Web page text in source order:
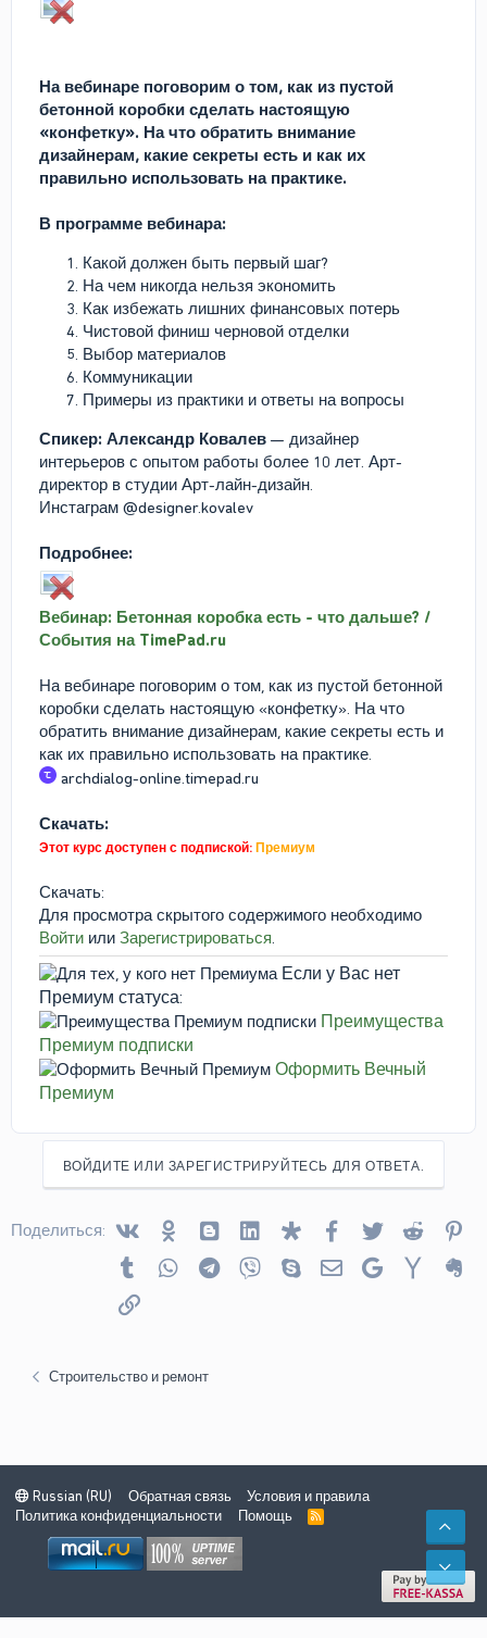
На вебинаре поговорим о том, как из пустой
бетонной коробки сделать настоящую
«конфетку». На что обратить внимание
дизайнерам, какие секреты есть и как их
правильно использовать на практике.
В программе вебинара:
Какой должен быть первый шаг?
На чем никогда нельзя экономить
Как избежать лишних финансовых потерь
Чистовой финиш черновой отделки
Выбор материалов
Коммуникации
Примеры из практики и ответы на вопросы
Спикер: Александр Ковалев — дизайнер
интерьеров с опытом работы более 10 лет. Арт-
директор в студии Арт-лайн-дизайн.
Инстаграм @designer.kovalev
Подробнее:
Вебинар: Бетонная коробка есть - что дальше? /
События на TimePad.ru
На вебинаре поговорим о том, как из пустой бетонной
коробки сделать настоящую «конфетку». На что
обратить внимание дизайнерам, какие секреты есть и
как их правильно использовать на практике.
archdialog-online.timepad.ru
Скачать:
Этот курс доступен с подпиской: Премиум
Скачать:
Для просмотра скрытого содержимого необходимо
Войти или Зарегистрироваться
Если у Вас нет
Премиум статуса:
Преимущества
Премиум подписки
Оформить Вечный
Премиум
ВОЙДИТЕ ИЛИ ЗАРЕГИСТРИРУЙТЕСЬ ДЛЯ ОТВЕТА.
Поделиться: VkontakteOdnoklassniki
Blogger Linked InDiasporaFacebook
TwitterReddit
Tumblr WhatsAppTelegram
Viber SkypeЭлектронная почта
Google Yahoo
Ссылка
Строительство и ремонт
Russian (RU) Обратная связь
Условия и правила
Политика конфиденциальности
Помощь
R
S